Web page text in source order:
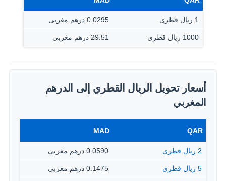
1 ريال قطرى 0.0295 درهم مغربى
1000 ريال قطرى 29.51 درهم مغربى
أسعار تحويل الريال القطري إلى الدرهم
المغربي
QAR
MAD
2 ريال قطرى 0.0590 درهم مغربى
5 ريال قطرى 0.1475 درهم مغربى